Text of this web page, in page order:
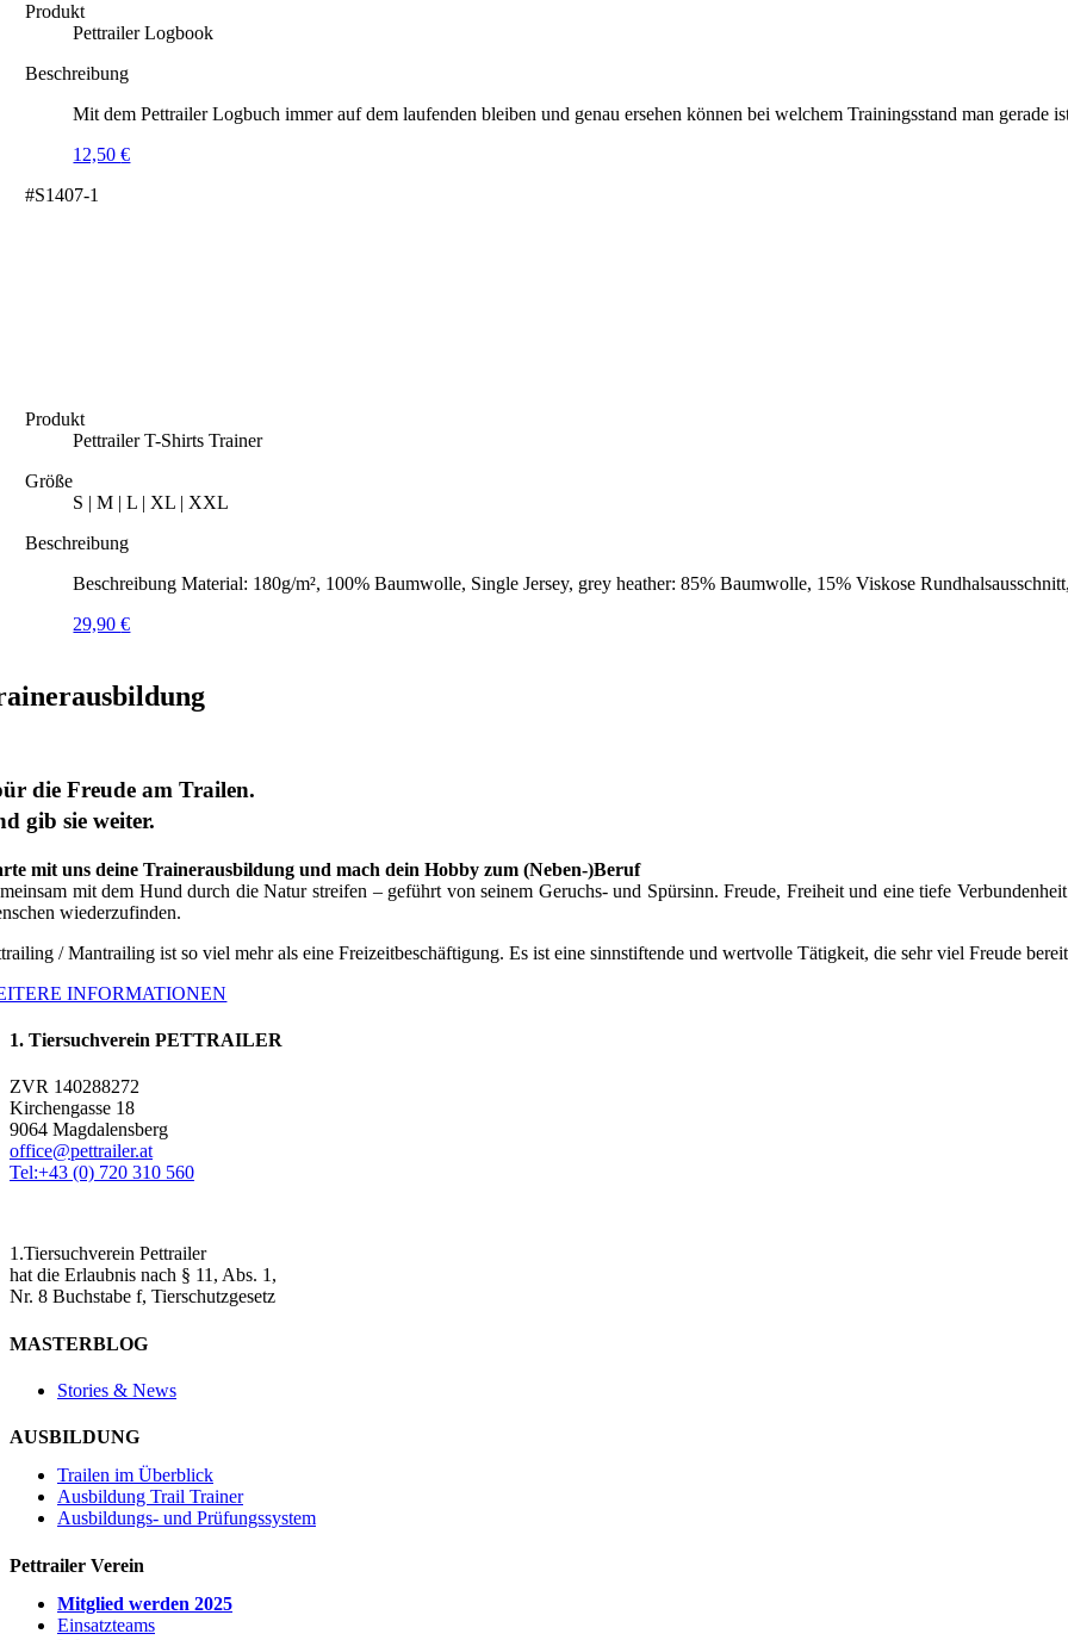
Produkt
Pettrailer Logbook
Beschreibung
Mit dem Pettrailer Logbuch immer auf dem laufenden bleiben und genau ersehen können bei welchem Trainingsstand man gerade
12,50€
#S1407-1
Produkt
Pettrailer T-Shirts Trainer
Größe
S | M | L | XL | XXL
Beschreibung
Beschreibung Material: 180g/m², 100% Baumwolle, Single Jersey, grey heather: 85% Baumwolle, 15% Viskose
29,90€
die Freude am Trailen.
gib sie weiter.
mit uns deine Trainerausbildung und mach dein Hobby zum (Neben-)Beruf
mit dem Hund durch die Natur streifen – geführt von seinem Geruchs- und Spürsinn. Freude, Freiheit und eine tiefe
wiederzufinden.
/ Mantrailing ist so viel mehr als eine Freizeitbeschäftigung. Es ist eine sinnstiftende und wertvolle Tätigkeit, die sehr viel Freude
INFORMATIONEN
1. Tiersuchverein PETTRAILER
ZVR 140288272
Kirchengasse 18
9064 Magdalensberg
office@pettrailer.at
Tel:+43 (0) 720 310 560
1.Tiersuchverein Pettrailer
hat die Erlaubnis nach § 11, Abs. 1,
Nr. 8 Buchstabe f, Tierschutzgesetz
MASTERBLOG
Stories & News
AUSBILDUNG
Trailen im Überblick
Ausbildung Trail Trainer
Ausbildungs- und Prüfungssystem
Pettrailer Verein
Mitglied werden 2025
Einsatzteams